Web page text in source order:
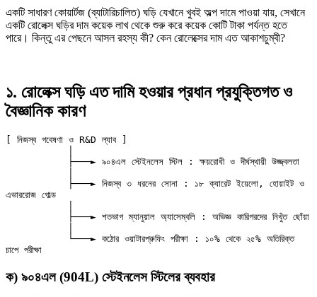
একটি সাধারণ কোয়ার্টজ (ব্যাটারিচালিত) ঘড়ি যেখানে খুবই অল্প দামে পাওয়া যায়, সেখানে
একটি রোলেক্স ঘড়ির দাম কয়েক লাখ থেকে শুরু করে কয়েক কোটি টাকা পর্যন্ত হতে
পারে। কিন্তু এর পেছনে আসল রহস্য কী? কেন রোলেক্সের দাম এত আকাশচুম্বী?
১. রোলেক্স ঘড়ি এত দামি হওয়ার প্রধান প্রযুক্তিগত ও
বৈজ্ঞানিক কারণ
[ নিজস্ব গবেষণা ও R&D ল্যাব ]
এভাররোজ গোল্ড
ক) ৯০৪এল (904L) স্টেইনলেস স্টিলের ব্যবহার